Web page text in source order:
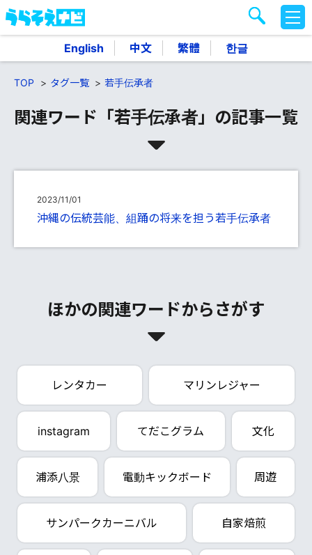
English 中文 繁體 한글
M
E
TOP タグ一覧 若手伝承者
関連ワード「若手伝承者」の記事一覧
2023/11/01
沖縄の伝統芸能、組踊の将来を担う若手伝承者
ほかの関連ワードからさがす
レンタカー マリンレジャー
instagram てだこグラム 文化
浦添八景 電動キックボード 周遊
サンパークカーニバル 自家焙煎